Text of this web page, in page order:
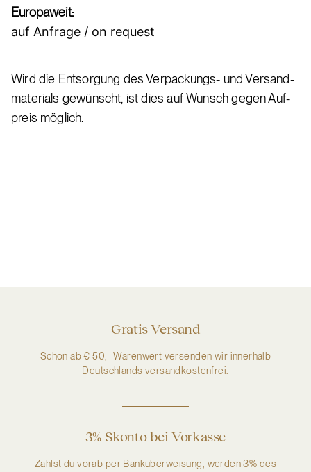
Eu­ro­pa­weit:
auf An­fra­ge / on re­quest
Wird die Ent­sor­gung des Ver­pa­ckungs- und Ver­sand­
ma­te­ri­als ge­wünscht, ist dies auf Wunsch ge­gen Auf­
preis mög­lich.
Gratis-Versand
Schon ab € 50,- Warenwert versenden wir innerhalb
Deutschlands versandkostenfrei.
3% Skonto bei Vorkasse
Zahlst du vorab per Banküberweisung, werden 3% des